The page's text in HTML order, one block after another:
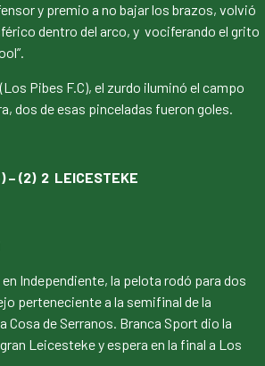
y premio a no bajar los brazos, volvió
dentro del arco, y vociferando el grito
Pibes F.C), el zurdo iluminó el campo
dos de esas pinceladas fueron goles.
– (2) 2 LEICESTEKE
Independiente, la pelota rodó para dos
perteneciente a la semifinal de la
Cosa de Serranos. Branca Sport dio la
Leicesteke y espera en la final a Los